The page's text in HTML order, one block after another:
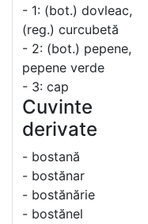
- 1: (bot.) dovleac,
(reg.) curcubetă
- 2: (bot.) pepene,
pepene verde
- 3: cap
Cuvinte
derivate
- bostană
- bostănar
- bostănărie
- bostănel